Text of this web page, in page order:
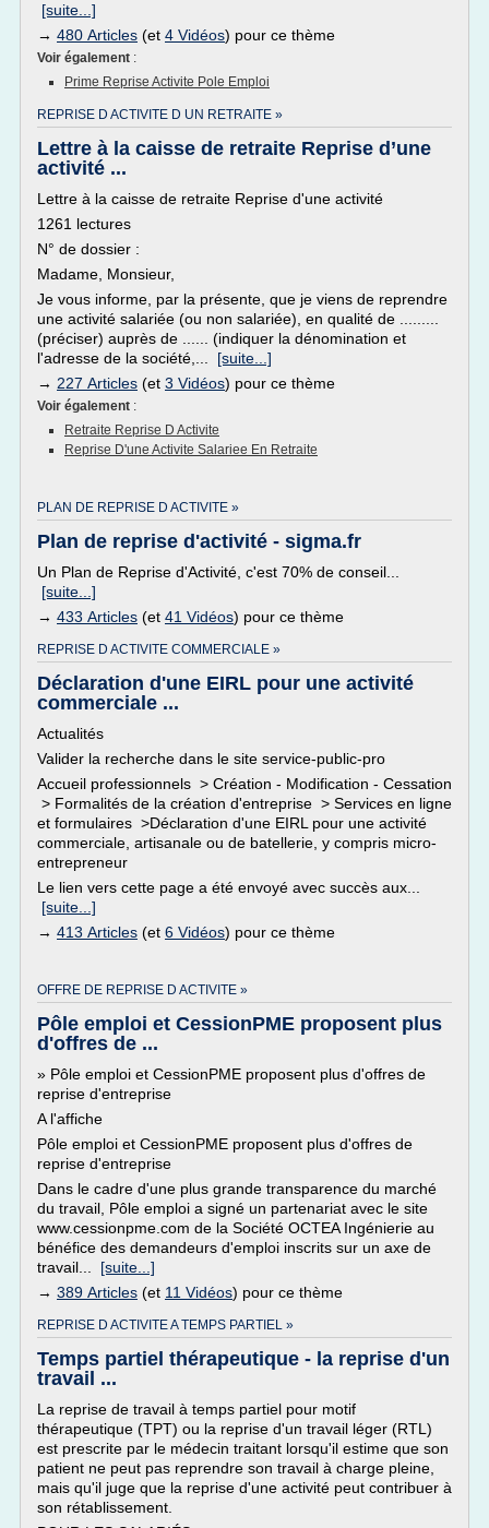
[suite...]
→ 480 Articles (et 4 Vidéos) pour ce thème
Voir également :
Prime Reprise Activite Pole Emploi
REPRISE D ACTIVITE D UN RETRAITE »
Lettre à la caisse de retraite Reprise d’une
activité ...
Lettre à la caisse de retraite Reprise d'une activité
1261 lectures
N° de dossier :
Madame, Monsieur,
Je vous informe, par la présente, que je viens de reprendre
une activité salariée (ou non salariée), en qualité de .........
(préciser) auprès de ...... (indiquer la dénomination et
l'adresse de la société,... [suite...]
→ 227 Articles (et 3 Vidéos) pour ce thème
Voir également :
Retraite Reprise D Activite
Reprise D'une Activite Salariee En Retraite
PLAN DE REPRISE D ACTIVITE »
Plan de reprise d'activité - sigma.fr
Un Plan de Reprise d'Activité, c'est 70% de conseil...
[suite...]
→ 433 Articles (et 41 Vidéos) pour ce thème
REPRISE D ACTIVITE COMMERCIALE »
Déclaration d'une EIRL pour une activité
commerciale ...
Actualités
Valider la recherche dans le site service-public-pro
Accueil professionnels > Création - Modification - Cessation
> Formalités de la création d'entreprise > Services en ligne
et formulaires >Déclaration d'une EIRL pour une activité
commerciale, artisanale ou de batellerie, y compris micro-
entrepreneur
Le lien vers cette page a été envoyé avec succès aux...
[suite...]
→ 413 Articles (et 6 Vidéos) pour ce thème
OFFRE DE REPRISE D ACTIVITE »
Pôle emploi et CessionPME proposent plus
d'offres de ...
» Pôle emploi et CessionPME proposent plus d'offres de
reprise d'entreprise
A l'affiche
Pôle emploi et CessionPME proposent plus d'offres de
reprise d'entreprise
Dans le cadre d'une plus grande transparence du marché
du travail, Pôle emploi a signé un partenariat avec le site
www.cessionpme.com de la Société OCTEA Ingénierie au
bénéfice des demandeurs d'emploi inscrits sur un axe de
travail... [suite...]
→ 389 Articles (et 11 Vidéos) pour ce thème
REPRISE D ACTIVITE A TEMPS PARTIEL »
Temps partiel thérapeutique - la reprise d'un
travail ...
La reprise de travail à temps partiel pour motif
thérapeutique (TPT) ou la reprise d'un travail léger (RTL)
est prescrite par le médecin traitant lorsqu'il estime que son
patient ne peut pas reprendre son travail à charge pleine,
mais qu'il juge que la reprise d'une activité peut contribuer à
son rétablissement.